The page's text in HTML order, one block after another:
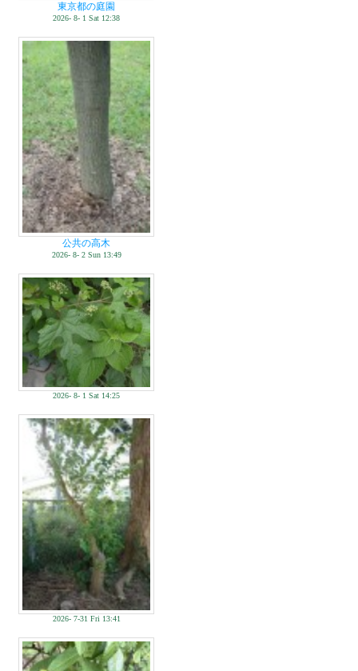
東京都の庭園
2026- 8- 1 Sat 12:38
公共の高木
2026- 8- 2 Sun 13:49
2026- 8- 1 Sat 14:25
2026- 7-31 Fri 13:41